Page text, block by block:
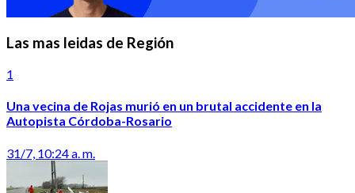
Las mas leidas de Región
1
Una vecina de Rojas murió en un brutal accidente en la
Autopista Córdoba-Rosario
31/7, 10:24 a. m.